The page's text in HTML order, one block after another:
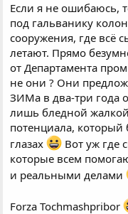
Если я не ошибаюсь,
под гальванику
сооружения, где всё
летают. Прямо
от Департамента
не они ? Они
ЗИМа в два-три года
лишь бледной
потенциала, который
глазах
Вот уж
которые всем
и реальными делами
Forza Tochmashpribor